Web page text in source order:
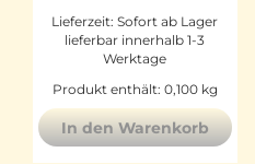
Lieferzeit:Sofort ab Lager
lieferbar innerhalb 1-3
Werktage
Produkt enthält: 0,100 kg
In den Warenkorb